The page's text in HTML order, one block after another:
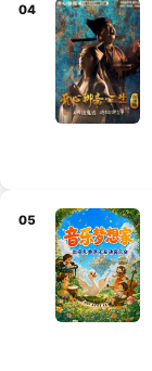
04
05